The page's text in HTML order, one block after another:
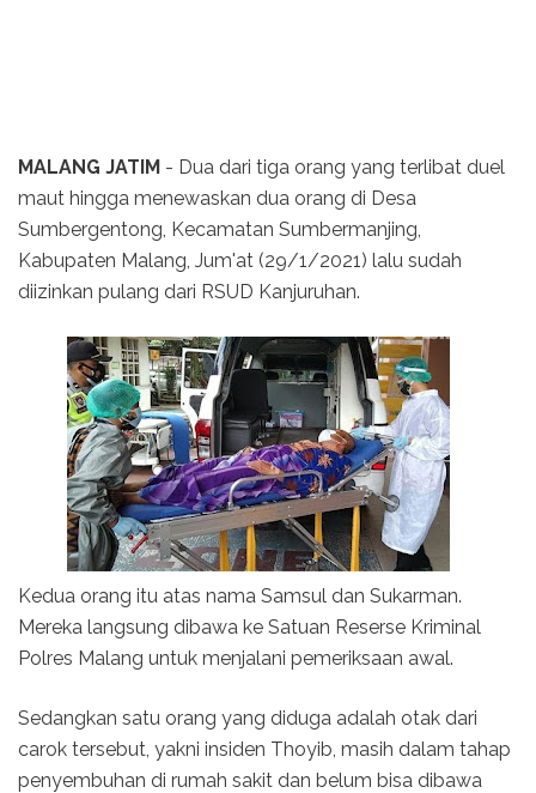
MALANG JATIM - Dua dari tiga orang yang terlibat duel
maut hingga menewaskan dua orang di Desa
Sumbergentong, Kecamatan Sumbermanjing,
Kabupaten Malang, Jum'at (29/1/2021) lalu sudah
diizinkan pulang dari RSUD Kanjuruhan.
Kedua orang itu atas nama Samsul dan Sukarman.
Mereka langsung dibawa ke Satuan Reserse Kriminal
Polres Malang untuk menjalani pemeriksaan awal.
Sedangkan satu orang yang diduga adalah otak dari
carok tersebut, yakni insiden Thoyib, masih dalam tahap
penyembuhan di rumah sakit dan belum bisa dibawa